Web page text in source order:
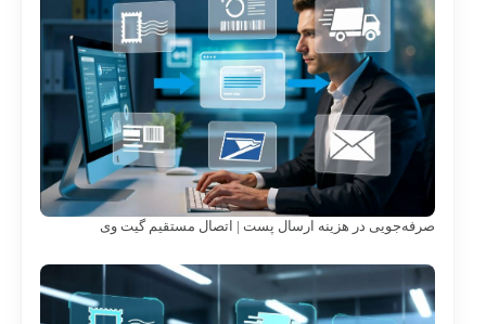
صرفه‌جویی در هزینه ارسال پست | اتصال مستقیم گیت وی